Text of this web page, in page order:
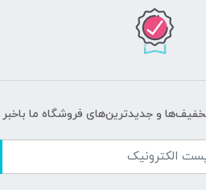
و جدیدترین‌های فروشگاه ما